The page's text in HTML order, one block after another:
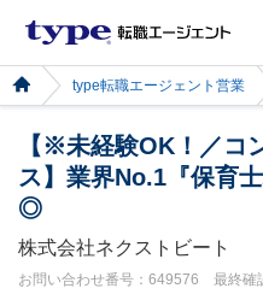
type転職エージェント営業
【※未経験OK！／コ
ス】業界No.1『保育
◎
株式会社ネクストビート
お問い合わせ番号：649576 最終確